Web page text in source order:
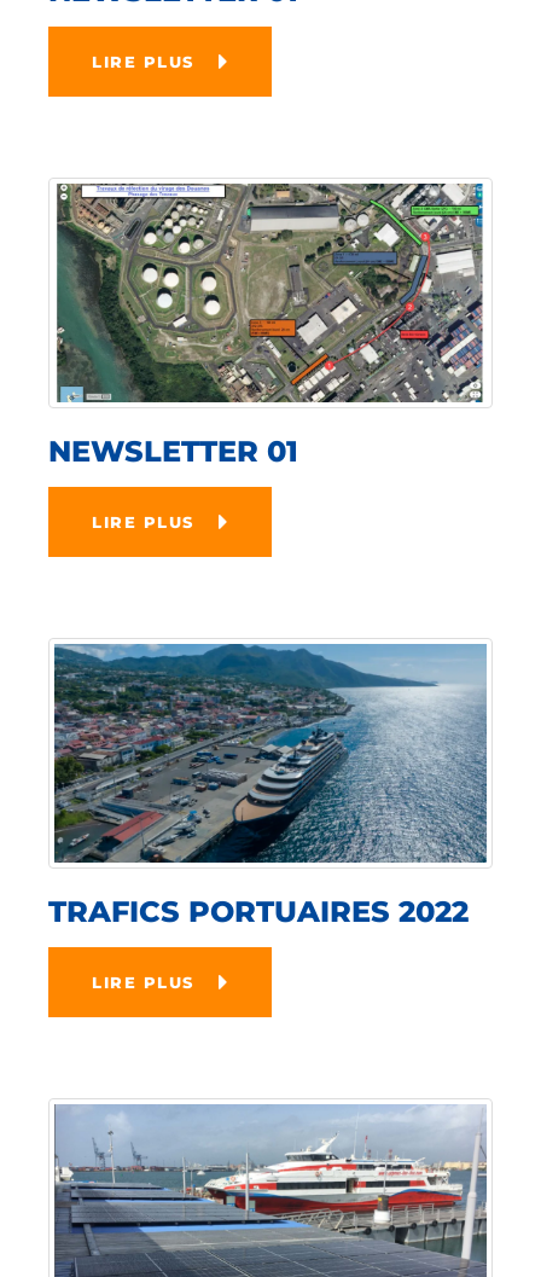
LIRE PLUS
NEWSLETTER 01
LIRE PLUS
TRAFICS PORTUAIRES 2022
LIRE PLUS